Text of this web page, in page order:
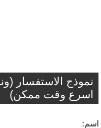
نموذج الاستفسار
اسرع وقت ممكن)